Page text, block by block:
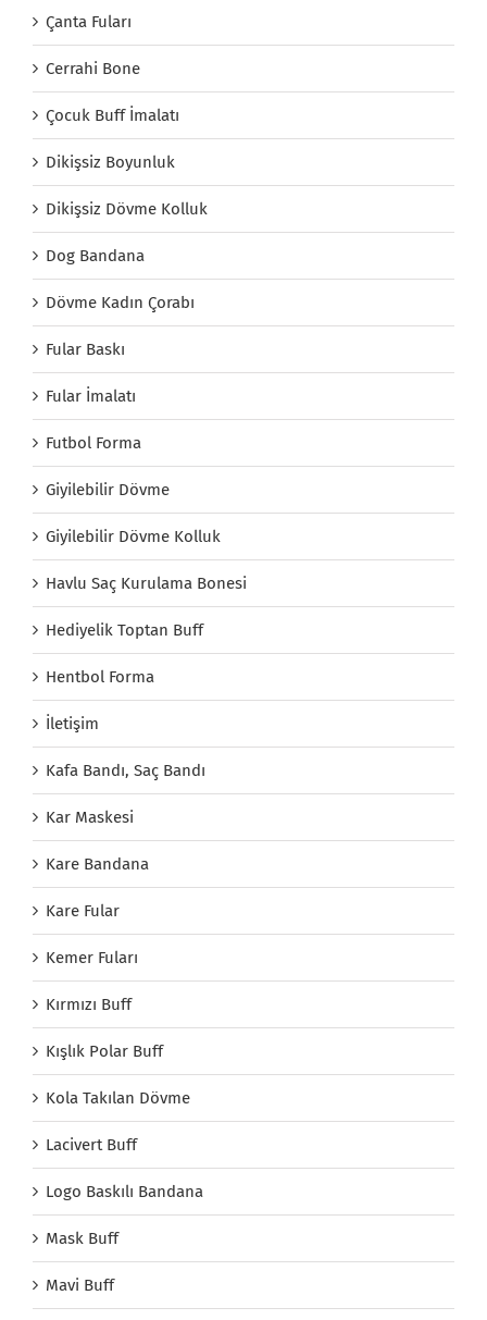
Çanta Fuları
Cerrahi Bone
Çocuk Buff İmalatı
Dikişsiz Boyunluk
Dikişsiz Dövme Kolluk
Dog Bandana
Dövme Kadın Çorabı
Fular Baskı
Fular İmalatı
Futbol Forma
Giyilebilir Dövme
Giyilebilir Dövme Kolluk
Havlu Saç Kurulama Bonesi
Hediyelik Toptan Buff
Hentbol Forma
İletişim
Kafa Bandı, Saç Bandı
Kar Maskesi
Kare Bandana
Kare Fular
Kemer Fuları
Kırmızı Buff
Kışlık Polar Buff
Kola Takılan Dövme
Lacivert Buff
Logo Baskılı Bandana
Mask Buff
Mavi Buff